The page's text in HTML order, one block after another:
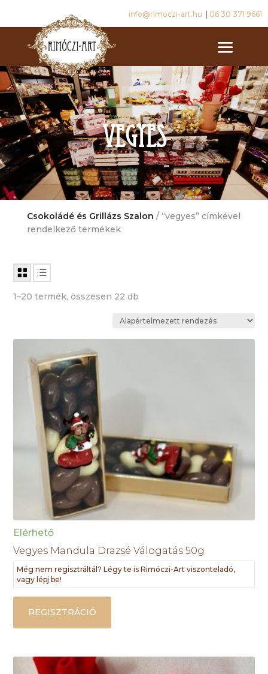
info@rimoczi-art.hu 06 30 371 9661
vegyes
Csokoládé és Grillázs Szalon / “vegyes” címkével
rendelkező termékek
1–20 termék, összesen 22 db
Elérhető
Vegyes Mandula Drazsé Válogatás 50g
Még nem regisztráltál? Légy te is Rimóczi-Art viszonteladó,
vagy lépj be!
REGISZTRÁCIÓ